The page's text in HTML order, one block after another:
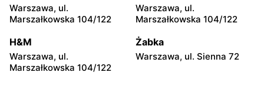
Carrefour
Krasickiego 1 b
Carrefour
20
Carrefour Carrefour
Warszawa, ul.
Marszałkowska 104/122
Warszawa, ul.
Marszałkowska 104/122
H&M
Warszawa, ul.
Marszałkowska 104/122
Żabka
Warszawa, ul. Sienna 72